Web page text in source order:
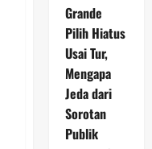
Grande
Pilih Hiatus
Usai Tur,
Mengapa
Jeda dari
Sorotan
Publik